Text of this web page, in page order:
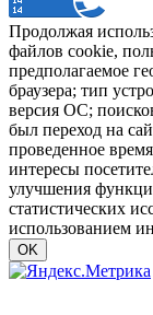
Продолжая
файлов cookie,
предполагаемое
браузера; тип
версия ОС;
был переход на
проведенное
интересы
улучшения
статистических
использованием
OK